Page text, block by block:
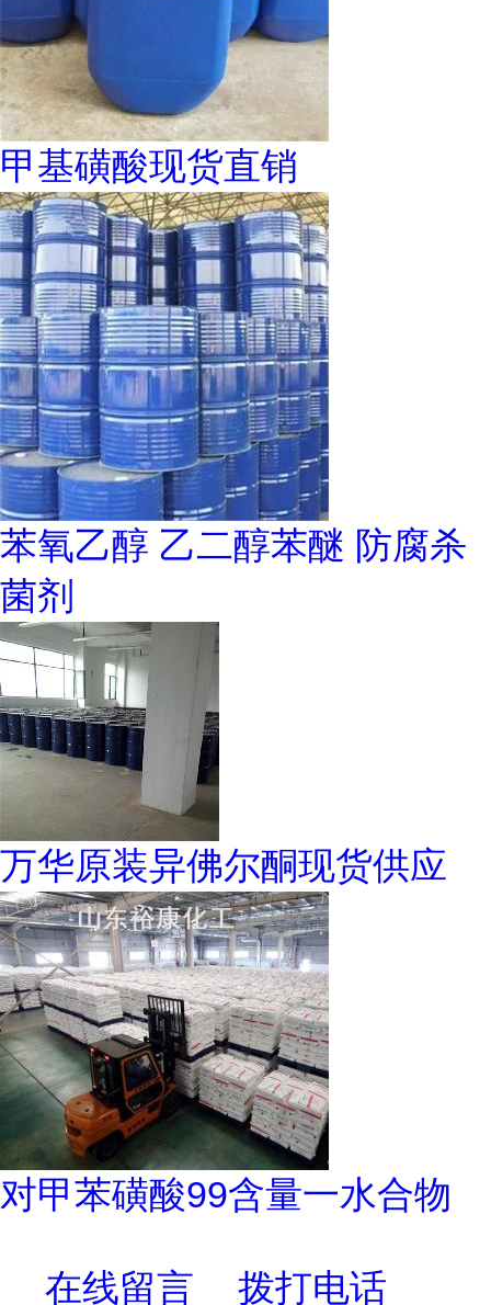
甲基磺酸现货直销
苯氧乙醇 乙二醇苯醚 防腐杀
菌剂
万华原装异佛尔酮现货供应
对甲苯磺酸99含量一水合物
在线留言 拨打电话